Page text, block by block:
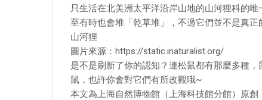
只生活在北美洲太平洋沿岸山地的山河狸科的
至有時也會堆「乾草堆」，不過它們並不是真正
山河狸
圖片來源：https://static.inaturalist.org/
是不是刷新了你的認知？連松鼠都有那麼多種
鼠，也許你會對它們有所改觀哦~
本文為上海自然博物館（上海科技館分館）原創